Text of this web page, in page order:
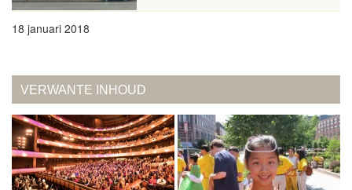
18 januari 2018
VERWANTE INHOUD